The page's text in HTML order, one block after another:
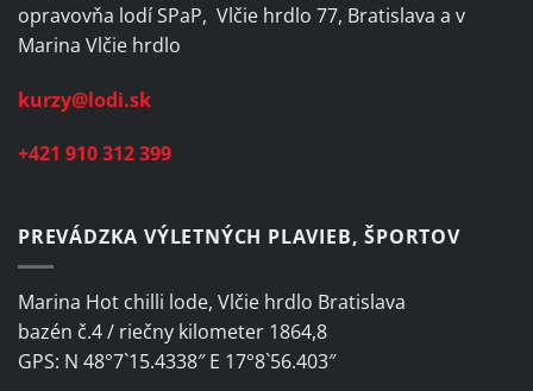
opravovňa lodí SPaP, Vlčie hrdlo 77, Bratislava a v
Marina Vlčie hrdlo
kurzy@lodi.sk
+421 910 312 399
PREVÁDZKA VÝLETNÝCH PLAVIEB, ŠPORTOV
Marina Hot chilli lode, Vlčie hrdlo Bratislava
bazén č.4 / riečny kilometer 1864,8
GPS: N 48°7`15.4338″ E 17°8`56.403″